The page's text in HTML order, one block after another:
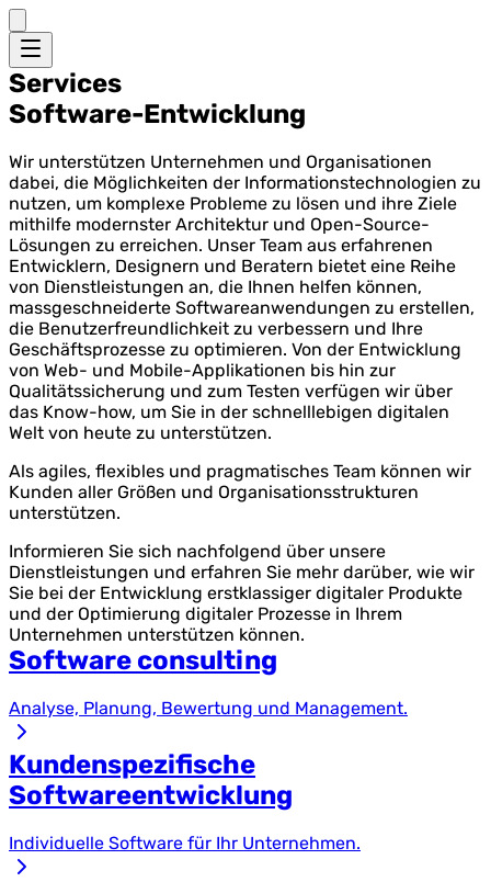
Services
Software-Entwicklung
Wir unterstützen Unternehmen und Organisationen
dabei, die Möglichkeiten der Informationstechnologien zu
nutzen, um komplexe Probleme zu lösen und ihre Ziele
mithilfe modernster Architektur und Open-Source-
Lösungen zu erreichen. Unser Team aus erfahrenen
Entwicklern, Designern und Beratern bietet eine Reihe
von Dienstleistungen an, die Ihnen helfen können,
massgeschneiderte Softwareanwendungen zu erstellen,
die Benutzerfreundlichkeit zu verbessern und Ihre
Geschäftsprozesse zu optimieren. Von der Entwicklung
von Web- und Mobile-Applikationen bis hin zur
Qualitätssicherung und zum Testen verfügen wir über
das Know-how, um Sie in der schnelllebigen digitalen
Welt von heute zu unterstützen.
Als agiles, flexibles und pragmatisches Team können wir
Kunden aller Größen und Organisationsstrukturen
unterstützen.
Informieren Sie sich nachfolgend über unsere
Dienstleistungen und erfahren Sie mehr darüber, wie wir
Sie bei der Entwicklung erstklassiger digitaler Produkte
und der Optimierung digitaler Prozesse in Ihrem
Unternehmen unterstützen können.
Software consulting
Analyse, Planung, Bewertung und Management.
Kundenspezifische
Softwareentwicklung
Individuelle Software für Ihr Unternehmen.